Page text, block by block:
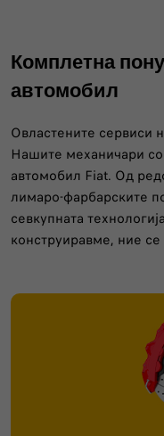
Комплетна
автомобил
Овластените сервиси
Нашите механичари
автомобил Fiat. Од
лимаро-фарбарските
севкупната
конструиравме, ние